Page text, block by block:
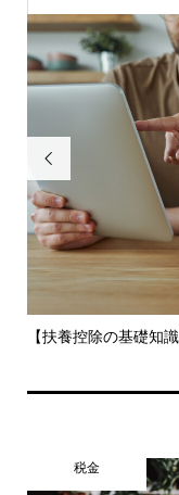

【扶養控除の基礎知
税金